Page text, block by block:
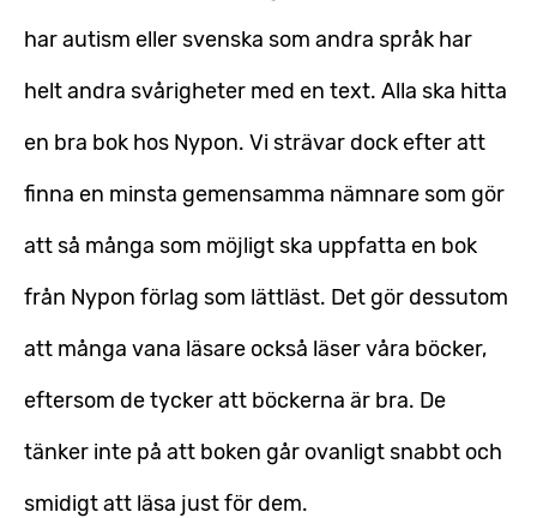
har autism eller svenska som andra språk har
helt andra svårigheter med en text. Alla ska hitta
en bra bok hos Nypon. Vi strävar dock efter att
finna en minsta gemensamma nämnare som gör
att så många som möjligt ska uppfatta en bok
från Nypon förlag som lättläst. Det gör dessutom
att många vana läsare också läser våra böcker,
eftersom de tycker att böckerna är bra. De
tänker inte på att boken går ovanligt snabbt och
smidigt att läsa just för dem.